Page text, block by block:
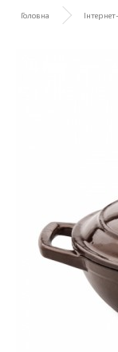
Головна